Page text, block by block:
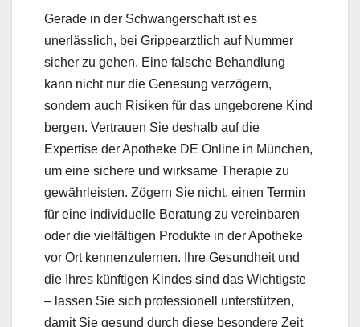
Gerade in der Schwangerschaft ist es
unerlässlich, bei Grippearztlich auf Nummer
sicher zu gehen. Eine falsche Behandlung
kann nicht nur die Genesung verzögern,
sondern auch Risiken für das ungeborene Kind
bergen. Vertrauen Sie deshalb auf die
Expertise der Apotheke DE Online in München,
um eine sichere und wirksame Therapie zu
gewährleisten. Zögern Sie nicht, einen Termin
für eine individuelle Beratung zu vereinbaren
oder die vielfältigen Produkte in der Apotheke
vor Ort kennenzulernen. Ihre Gesundheit und
die Ihres künftigen Kindes sind das Wichtigste
– lassen Sie sich professionell unterstützen,
damit Sie gesund durch diese besondere Zeit